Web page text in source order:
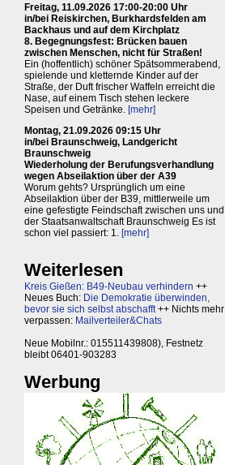
Freitag, 11.09.2026 17:00-20:00 Uhr
in/bei Reiskirchen, Burkhardsfelden am
Backhaus und auf dem Kirchplatz
8. Begegnungsfest: Brücken bauen
zwischen Menschen, nicht für Straßen!
Ein (hoffentlich) schöner Spätsommerabend,
spielende und kletternde Kinder auf der
Straße, der Duft frischer Waffeln erreicht die
Nase, auf einem Tisch stehen leckere
Speisen und Getränke. [mehr]
Montag, 21.09.2026 09:15 Uhr
in/bei Braunschweig, Landgericht
Braunschweig
Wiederholung der Berufungsverhandlung
wegen Abseilaktion über der A39
Worum gehts? Ursprünglich um eine
Abseilaktion über der B39, mittlerweile um
eine gefestigte Feindschaft zwischen uns und
der Staatsanwaltschaft Braunschweig Es ist
schon viel passiert: 1. [mehr]
Weiterlesen
Kreis Gießen: B49-Neubau verhindern ++
Neues Buch: Die Demokratie überwinden,
bevor sie sich selbst abschafft++ Nichts mehr
verpassen: Mailverteiler&Chats
Neue Mobilnr.: 015511439808), Festnetz
bleibt 06401-903283
Werbung